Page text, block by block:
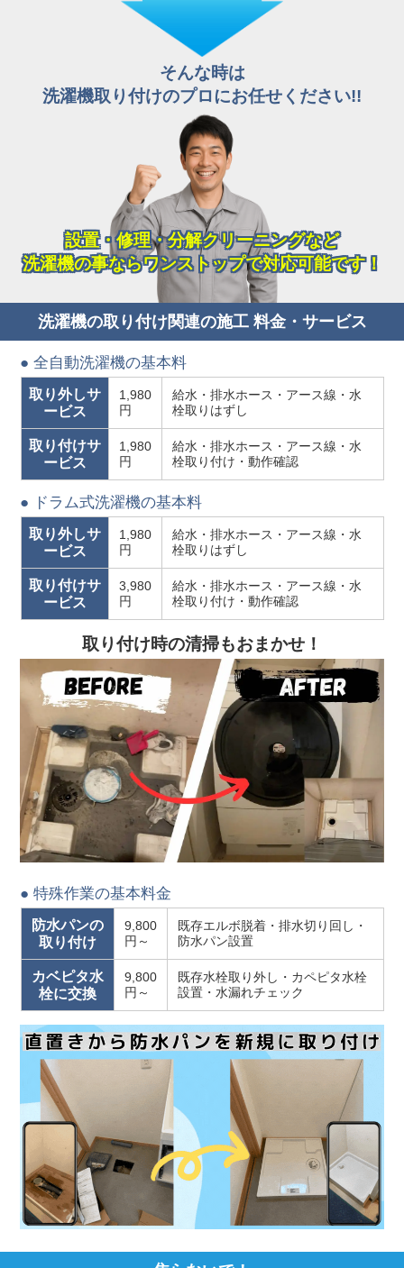
そんな時は
洗濯機取り付けのプロにお任せください!!
設置・修理・分解クリーニングなど
洗濯機の事ならワンストップで対応可能です！
洗濯機の取り付け関連の施工 料金・サービス
● 全自動洗濯機の基本料
取り外しサ
ービス
1,980
円
給水・排水ホース・アース線・水
栓取りはずし
取り付けサ
ービス
1,980
円
給水・排水ホース・アース線・水
栓取り付け・動作確認
● ドラム式洗濯機の基本料
取り外しサ
ービス
1,980
円
給水・排水ホース・アース線・水
栓取りはずし
取り付けサ
ービス
3,980
円
給水・排水ホース・アース線・水
栓取り付け・動作確認
取り付け時の清掃もおまかせ！
● 特殊作業の基本料金
防水パンの
取り付け
9,800
円～
既存エルボ脱着・排水切り回し・
防水パン設置
カベピタ水
栓に交換
9,800
円～
既存水栓取り外し・カペピタ水栓
設置・水漏れチェック